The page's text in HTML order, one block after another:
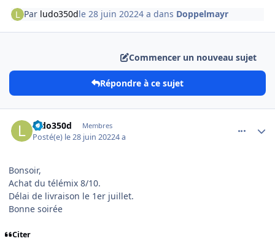
Par ludo350dle 28 juin 20224 a dans Doppelmayr
Commencer un nouveau sujet
Répondre à ce sujet
ludo350d Membres
Posté(e) le 28 juin 20224 a
Bonsoir,
Achat du télémix 8/10.
Délai de livraison le 1er juillet.
Bonne soirée
Citer